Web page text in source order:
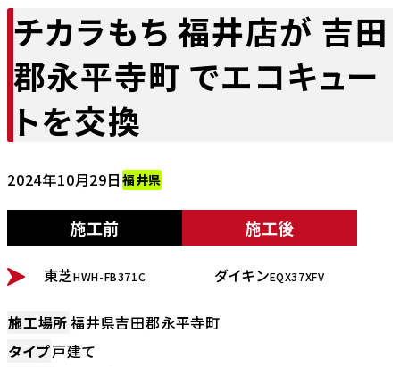
チカラもち 福井店が 吉田
郡永平寺町 でエコキュー
トを交換
2024年10月29日 福井県
施工前
BEFORE
東芝HWH-FB371C
施工後
AFTER
ダイキンEQX37XFV
施工場所福井県吉田郡永平寺町
タイプ戸建て